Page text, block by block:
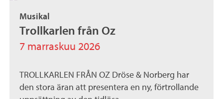
Musikal
Trollkarlen från Oz
7 marraskuu 2026
TROLLKARLEN FRÅN OZ Dröse & Norberg har
den stora äran att presentera en ny, förtrollande